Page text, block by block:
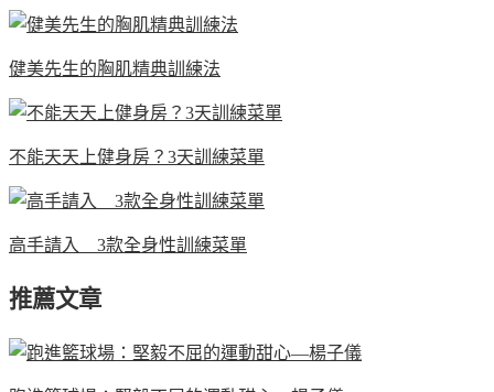
健美先生的胸肌精典訓練法
不能天天上健身房？3天訓練菜單
高手請入 3款全身性訓練菜單
推薦文章